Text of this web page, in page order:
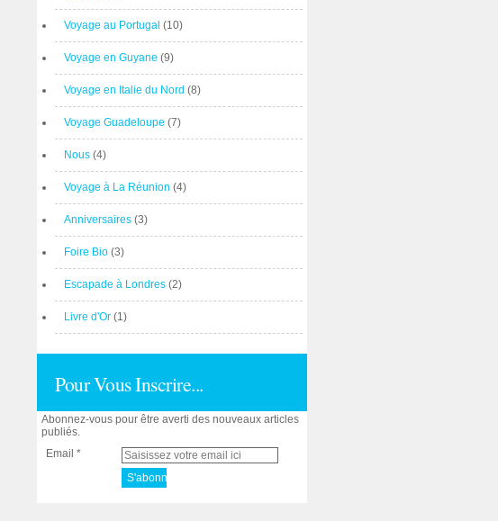
Voyage au Portugal (10)
Voyage en Guyane (9)
Voyage en Italie du Nord (8)
Voyage Guadeloupe (7)
Nous (4)
Voyage à La Réunion (4)
Anniversaires (3)
Foire Bio (3)
Escapade à Londres (2)
Livre d'Or (1)
Pour Vous Inscrire...
Abonnez-vous pour être averti des nouveaux articles
publiés.
Email